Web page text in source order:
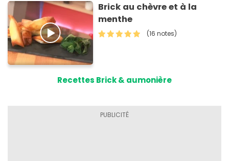
Brick au chèvre et à la
menthe
(16 notes)
Recettes Brick & aumonière